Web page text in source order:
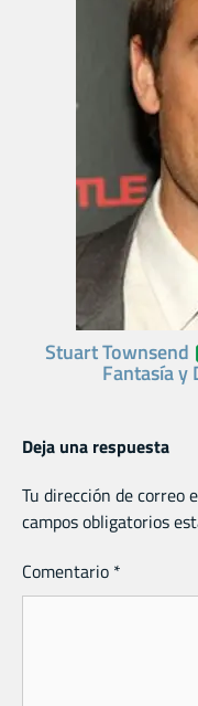
Stuart Townsend
Fantasía y
Deja una respuesta
Tu dirección de correo
campos obligatorios
Comentario *